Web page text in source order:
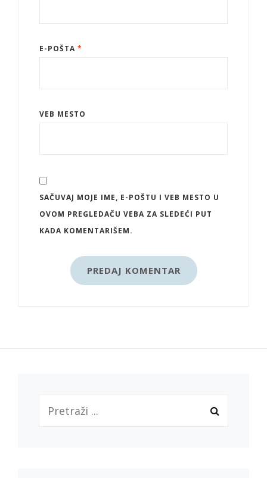
E-POŠTA *
VEB MESTO
SAČUVAJ MOJE IME, E-POŠTU I VEB MESTO U
OVOM PREGLEDAČU VEBA ZA SLEDEĆI PUT
KADA KOMENTARIŠEM.
for: